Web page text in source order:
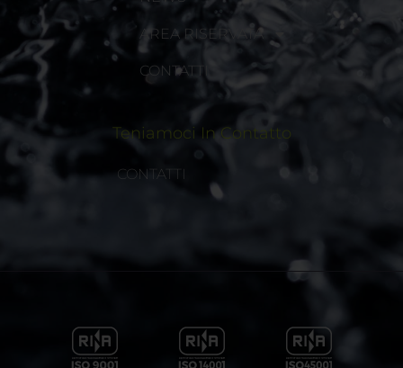
AREA RISERVATA
CONTATTI
Teniamoci In Contatto
CONTATTI